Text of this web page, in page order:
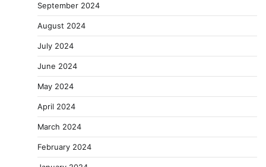
September 2024
August 2024
July 2024
June 2024
May 2024
April 2024
March 2024
February 2024